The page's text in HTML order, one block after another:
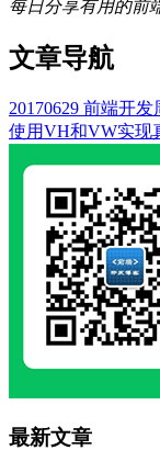
每日分享有用的前
文章导航
20170629 前端开发
使用VH和VW实现
最新文章